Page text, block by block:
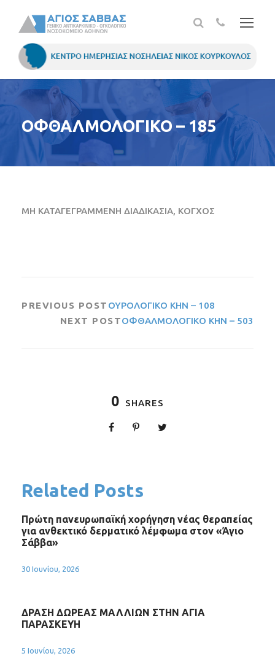
ΟΦΘΑΛΜΟΛΟΓΙΚΟ – 185
ΜΗ ΚΑΤΑΓΕΓΡΑΜΜΕΝΗ ΔΙΑΔΙΚΑΣΙΑ, ΚΟΓΧΟΣ
PREVIOUS POST ΟΥΡΟΛΟΓΙΚΟ ΚΗΝ – 108
NEXT POSTΟΦΘΑΛΜΟΛΟΓΙΚΟ ΚΗΝ – 503
0 SHARES
Related Posts
Πρώτη πανευρωπαϊκή χορήγηση νέας θεραπείας
για ανθεκτικό δερματικό λέμφωμα στον «Άγιο
Σάββα»
30 Ιουνίου, 2026
ΔΡΑΣΗ ΔΩΡΕΑΣ ΜΑΛΛΙΩΝ ΣΤΗΝ ΑΓΙΑ
ΠΑΡΑΣΚΕΥΗ
5 Ιουνίου, 2026